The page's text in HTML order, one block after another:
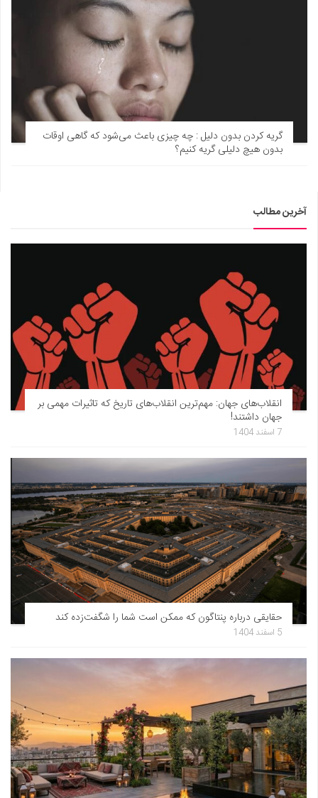
گریه کردن بدون دلیل : چه چیزی باعث می‌شود که گاهی اوقات
بدون هیچ دلیلی گریه کنیم؟
آخرین مطالب
انقلاب‌های جهان: مهم‌ترین انقلاب‌های تاریخ که تاثیرات مهمی بر
جهان داشتند!
7 اسفند 1404
حقایقی درباره پنتاگون که ممکن است شما را شگفت‌زده کند
5 اسفند 1404